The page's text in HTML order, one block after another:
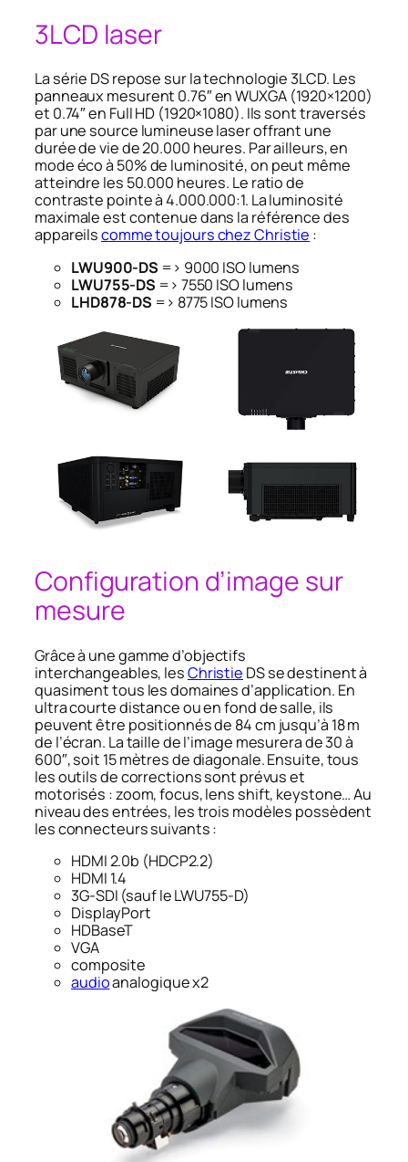
3LCD laser
La série DS repose sur la technologie 3LCD. Les
panneaux mesurent 0.76″ en WUXGA (1920×1200)
et 0.74″ en Full HD (1920×1080). Ils sont traversés
par une source lumineuse laser offrant une
durée de vie de 20.000 heures. Par ailleurs, en
mode éco à 50% de luminosité, on peut même
atteindre les 50.000 heures. Le ratio de
contraste pointe à 4.000.000:1. La luminosité
maximale est contenue dans la référence des
appareilscomme toujours chez Christie :
LWU900-DS => 9000 ISO lumens
LWU755-DS => 7550 ISO lumens
LHD878-DS => 8775 ISO lumens
Configuration d’image sur
mesure
Grâce à une gamme d’objectifs
interchangeables, lesChristie DS se destinent à
quasiment tous les domaines d’application. En
ultra courte distance ou en fond de salle, ils
peuvent être positionnés de 84 cm jusqu’à 18 m
de l’écran. La taille de l’image mesurera de 30 à
600″, soit 15 mètres de diagonale. Ensuite, tous
les outils de corrections sont prévus et
motorisés : zoom, focus, lens shift, keystone… Au
niveau des entrées, les trois modèles possèdent
les connecteurs suivants :
HDMI 2.0b (HDCP2.2)
HDMI 1.4
3G-SDI (sauf le LWU755-D)
DisplayPort
HDBaseT
VGA
composite
audioanalogique x2